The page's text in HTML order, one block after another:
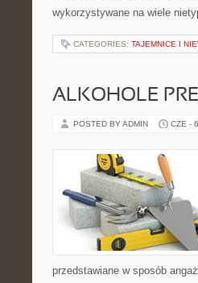
wykorzystywane na wiele
CATEGORIES: TAJEMNICE I
ALKOHOLE
POSTED BY ADMIN CZE -
przedstawiane w sposób